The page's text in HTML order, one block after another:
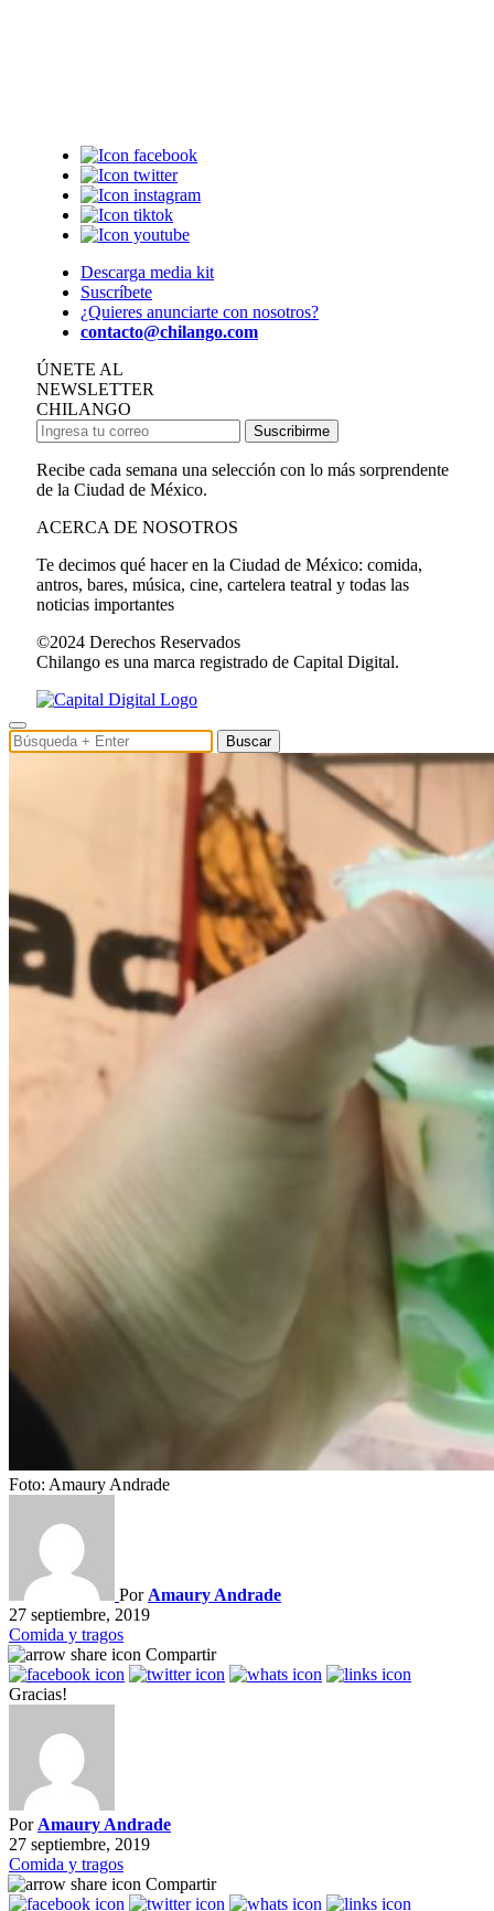
Descarga media kit
Suscríbete
¿Quieres anunciarte con nosotros?
contacto@chilango.com
ÚNETE AL
NEWSLETTER
CHILANGO
Suscribirme
Recibe cada semana una selección con lo más sorprendente
de la Ciudad de México.
ACERCA DE NOSOTROS
Te decimos qué hacer en la Ciudad de México: comida,
antros, bares, música, cine, cartelera teatral y todas las
noticias importantes
©2024 Derechos Reservados
Chilango es una marca registrado de Capital Digital.
Buscar
Foto: Amaury Andrade
Por Amaury Andrade
27 septiembre, 2019
Comida y tragos
Compartir
Gracias!
Por Amaury Andrade
27 septiembre, 2019
Comida y tragos
Compartir